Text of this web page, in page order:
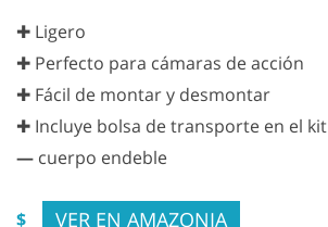
✚ Ligero
✚ Perfecto para cámaras de acción
✚ Fácil de montar y desmontar
✚ Incluye bolsa de transporte en el kit
— cuerpo endeble
$ VER EN AMAZONIA